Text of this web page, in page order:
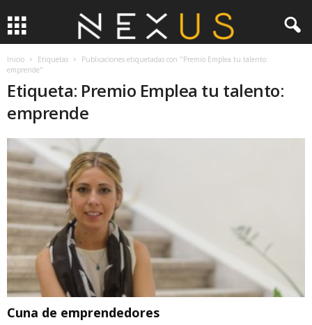
Inicio Etiquetas
Publicaciones etiquetadas con "Premio Emplea tu talento:
emprende"
Etiqueta: Premio Emplea tu talento:
emprende
Cuna de emprendedores